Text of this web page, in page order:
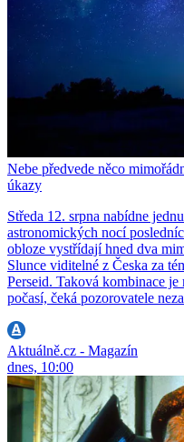
Nebe předvede něco
úkazy
Středa 12. srpna nabídne
astronomických nocí
obloze vystřídají hned dva
Slunce viditelné z Česka za
Perseid. Taková kombinace
počasí, čeká pozorovatele
Aktuálně.cz - Magazín
dnes, 10:00